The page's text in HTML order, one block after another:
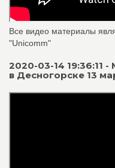
Все видео материалы
"Unicomm"
2020-03-14 19:36:11
в Десногорске 13